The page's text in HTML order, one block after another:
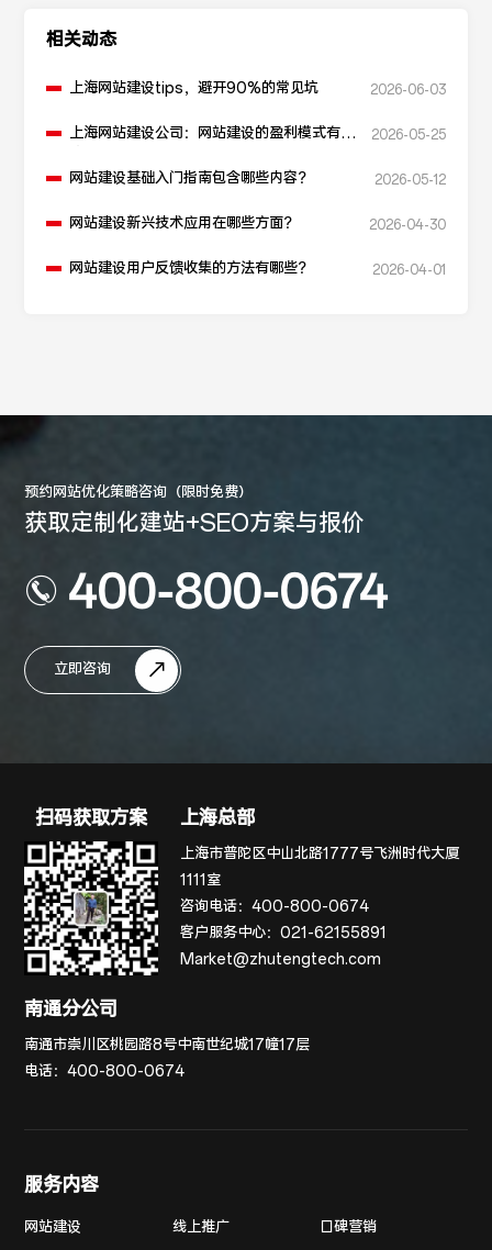
相关动态
上海网站建设tips，避开90%的常见坑 2026-06-03
上海网站建设公司：网站建设的盈利模式有哪
2026-05-25
网站建设基础入门指南包含哪些内容？ 2026-05-12
网站建设新兴技术应用在哪些方面？ 2026-04-30
网站建设用户反馈收集的方法有哪些？ 2026-04-01
预约网站优化策略咨询（限时免费）
获取定制化建站+SEO方案与报价
400-800-0674
立即咨询
扫码获取方案 上海总部
上海市普陀区中山北路1777号飞洲时代大厦
1111室
咨询电话：400-800-0674
客户服务中心：021-62155891
Market@zhutengtech.com
南通分公司
南通市崇川区桃园路8号中南世纪城17幢17层
电话：400-800-0674
服务内容
网站建设 线上推广 口碑营销